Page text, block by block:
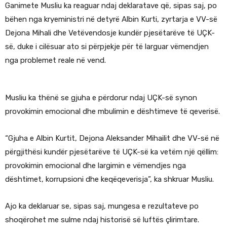
Ganimete Musliu ka reaguar ndaj deklaratave që, sipas saj, po
bëhen nga kryeministri në detyrë Albin Kurti, zyrtarja e VV-së
Dejona Mihali dhe Vetëvendosje kundër pjesëtarëve të UÇK-
së, duke i cilësuar ato si përpjekje për të larguar vëmendjen
nga problemet reale në vend.
Musliu ka thënë se gjuha e përdorur ndaj UÇK-së synon
provokimin emocional dhe mbulimin e dështimeve të qeverisë.
“Gjuha e Albin Kurtit, Dejona Aleksander Mihailit dhe VV-së në
përgjithësi kundër pjesëtarëve të UÇK-së ka vetëm një qëllim:
provokimin emocional dhe largimin e vëmendjes nga
dështimet, korrupsioni dhe keqëqeverisja”, ka shkruar Musliu.
Ajo ka deklaruar se, sipas saj, mungesa e rezultateve po
shoqërohet me sulme ndaj historisë së luftës çlirimtare.